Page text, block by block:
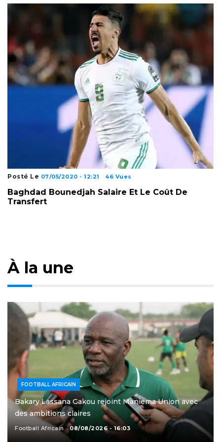
Posté Le 07/05/2020 - 12:21 46 Vues
Baghdad Bounedjah Salaire Et Le Coût De
Transfert
À la une
FOOTBALL AFRICAIN
Bakary Lassana Gakou rejoint Maniema Union avec
des ambitions claires
Football Africain 08/08/2026 - 16:03